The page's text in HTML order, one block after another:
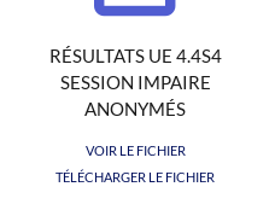
RÉSULTATS UE 4.4S4
SESSION IMPAIRE
ANONYMÉS
VOIR LE FICHIER
TÉLÉCHARGER LE FICHIER